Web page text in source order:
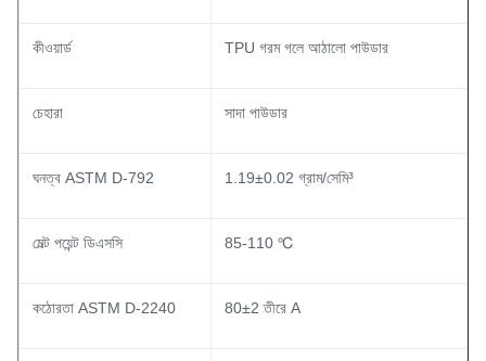
কীওয়ার্ড TPU গরম গলে আঠালো পাউডার
চেহারা সাদা পাউডার
ঘনত্ব ASTM D-792 1.19±0.02 গ্রাম/সেমি³
মেল্ট পয়েন্ট ডিএসসি 85-110 ℃
কঠোরতা ASTM D-2240 80±2 তীরে A